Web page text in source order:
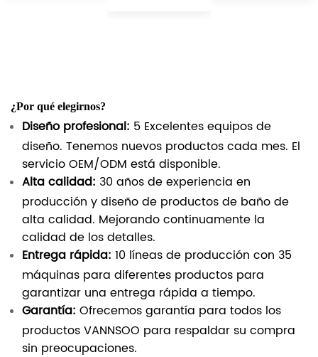
¿Por qué elegirnos?
Diseño profesional: 5 Excelentes equipos de
diseño. Tenemos nuevos productos cada mes. El
servicio OEM/ODM está disponible.
Alta calidad: 30 años de experiencia en
producción y diseño de productos de baño de
alta calidad. Mejorando continuamente la
calidad de los detalles.
Entrega rápida: 10 líneas de producción con 35
máquinas para diferentes productos para
garantizar una entrega rápida a tiempo.
Garantía: Ofrecemos garantía para todos los
productos VANNSOO para respaldar su compra
sin preocupaciones.